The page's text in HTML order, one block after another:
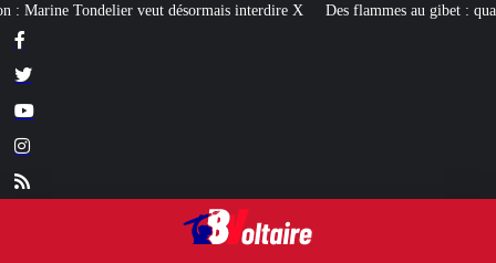
X Des flammes au gibet : quatre millénaires de châtiments contre